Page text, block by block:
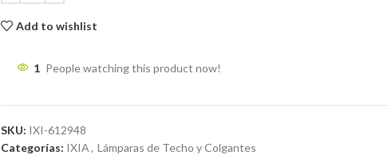
Add to wishlist
1 People watching this product now!
SKU: IXI-612948
Categorías: IXIA, Lámparas de Techo y Colgantes